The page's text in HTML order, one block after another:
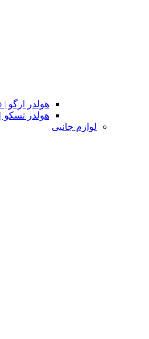
هولدر ارگو | Ergo
هولدر تسکو | Tsco
لوازم جانبی